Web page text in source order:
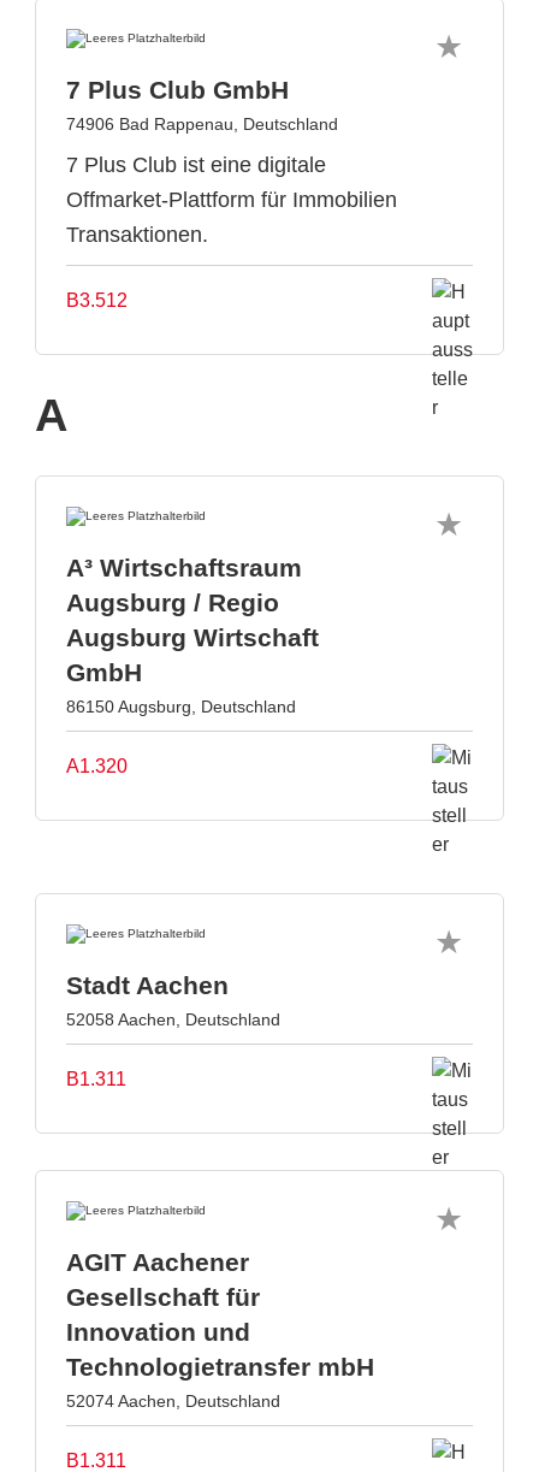
7 Plus Club GmbH
74906 Bad Rappenau, Deutschland
7 Plus Club ist eine digitale
Offmarket-Plattform für Immobilien
Transaktionen.
B3.512
A
A³ Wirtschaftsraum
Augsburg / Regio
Augsburg Wirtschaft
GmbH
86150 Augsburg, Deutschland
A1.320
Stadt Aachen
52058 Aachen, Deutschland
B1.311
AGIT Aachener
Gesellschaft für
Innovation und
Technologietransfer mbH
52074 Aachen, Deutschland
B1.311